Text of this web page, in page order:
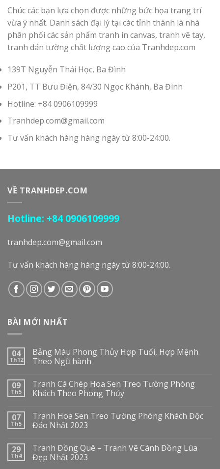
Chúc các bạn lựa chọn được những bức họa trang trí
vừa ý nhất. Danh sách đại lý tại các tỉnh thành là nhà
phân phối các sản phẩm tranh in canvas, tranh vẽ tay,
tranh dán tường chất lượng cao của Tranhdep.com
139T Nguyễn Thái Học, Ba Đình
P201, TT Bưu Điện, 84/30 Ngọc Khánh, Ba Đình
Hotline: +84 0906109999
Tranhdep.com@gmail.com
Tư vấn khách hàng hàng ngày từ 8:00-24:00.
VỀ TRANHDEP.COM
Hotline: +84 0906109999
tranhdep.com@gmail.com
Tư vấn khách hàng hàng ngày từ 8:00-24:00.
BÀI MỚI NHẤT
04
Th12
Bảng Màu Phong Thủy Hợp Tuổi, Hợp Mệnh
Theo Ngũ hành
09
Th5
Tranh Cá Chép Hoa Sen Treo Tường Phòng
Khách Theo Phong Thủy
07
Th5
Tranh Hoa Sen Treo Tường Phòng Khách Độc
Đáo Nhất 2023
29
Th4
Tranh Đồng Quê – Tranh Vẽ Cánh Đồng Lúa
Đẹp Nhất 2023